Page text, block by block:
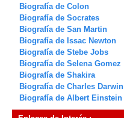
Biografía de Colon
Biografía de Socrates
Biografía de San Martin
Biografía de Issac Newton
Biografía de Stebe Jobs
Biografía de Selena Gomez
Biografía de Shakira
Biografía de Charles Darwin
Biografía de Albert Einstein